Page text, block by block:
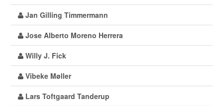
Jan Gilling Timmermann
Jose Alberto Moreno Herrera
Willy J. Fick
Vibeke Møller
Lars Toftgaard Tanderup